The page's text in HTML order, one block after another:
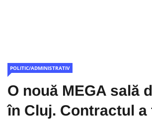
POLITIC/ADMINISTRATIV
O nouă MEGA sală
în Cluj. Contractul a